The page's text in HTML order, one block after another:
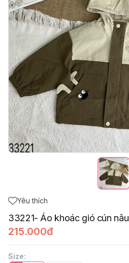
Yêu thích
33221- Áo khoác gió cún nâu
215.000đ
Size: